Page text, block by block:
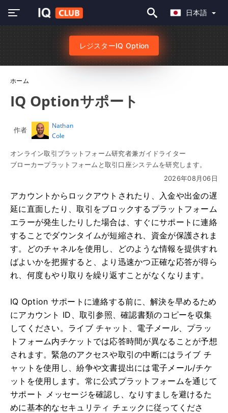
日本語
レジスターIQ Option
ホーム
IQ Optionサポート
作者
Nathan
Cole
オンライン取引プラットフォーム研究者兼ガイドライター
ブローカープラットフォームと取引口座システムを研究します。
2026年08月06日
アカウントからロックアウトされたり、入金や出金の遅
延に直面したり、取引をブロックするプラットフォーム
エラーが発生したりした場合は、すぐにサポートに連絡
することでダウンタイムが短縮され、資金が保護されま
す。どのチャネルを使用し、どのような情報を提供すれ
ばよいかを把握すると、より迅速かつ正確な応答が得ら
れ、何度もやり取りを繰り返すことがなくなります。
IQ Option サポートに連絡する前に、解決を早めるため
にアカウント ID、取引参照、確認書類のコピーを収集
してください。ライブ チャット、電子メール、プラッ
トフォーム内チケットでは応答時間が異なることが予想
されます。緊急のアクセスや取引の中断にはライブ チ
ャットを使用し、紛争や文書提出には電子メール/チケ
ットを使用します。常に公式プラットフォームを通じて
サポート メッセージを確認し、なりすましを避けるた
めに基本的なセキュリティ チェックに従ってくださ